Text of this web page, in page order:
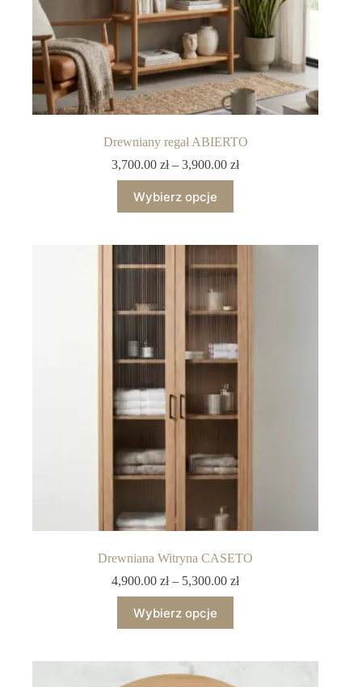
Drewniany regał ABIERTO
3,700.00zł – 3,900.00zł
Wybierz opcje
Drewniana Witryna CASETO
4,900.00zł – 5,300.00zł
Wybierz opcje